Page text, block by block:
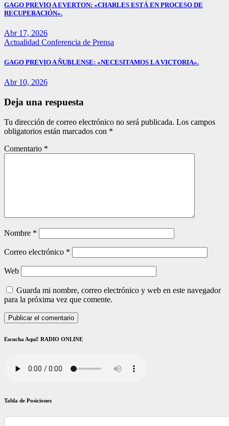
GAGO PREVIO A EVERTON: «CHARLES ESTÁ EN PROCESO DE
RECUPERACIÓN».
Abr 17, 2026
Actualidad Conferencia de Prensa
GAGO PREVIO A ÑUBLENSE: «NECESITAMOS LA VICTORIA».
Abr 10, 2026
Deja una respuesta
Tu dirección de correo electrónico no será publicada. Los campos
obligatorios están marcados con *
Comentario *
Nombre *
Correo electrónico *
Web
Guarda mi nombre, correo electrónico y web en este navegador
para la próxima vez que comente.
Escucha Aquí! RADIO ONLINE
Tabla de Posiciones